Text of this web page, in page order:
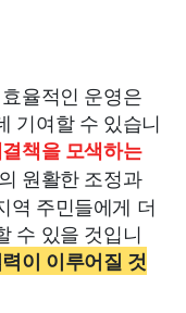
율적인 운영은
기여할 수 있습니
책을 모색하는
원활한 조정과
역 주민들에게 더
수 있을 것입니
이 이루어질 것